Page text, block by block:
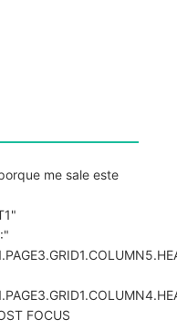
me sale este
FOCUS